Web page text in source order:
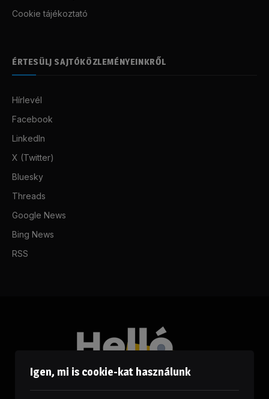
Cookie tájékoztató
ÉRTESÜLJ SAJTÓKÖZLEMÉNYEINKRŐL
Hírlevél
Facebook
LinkedIn
X (Twitter)
Bluesky
Threads
Google News
Bing News
RSS
Igen, mi is cookie-kat használunk